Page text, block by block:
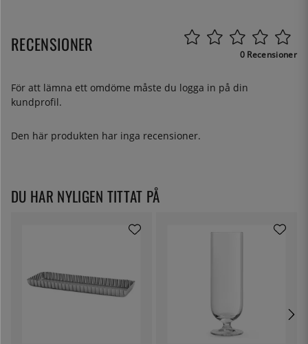
RECENSIONER 0 Recensioner
För att lämna ett omdöme måste du logga in på din
kundprofil.
Den här produkten har inga recensioner.
DU HAR NYLIGEN TITTAT PÅ